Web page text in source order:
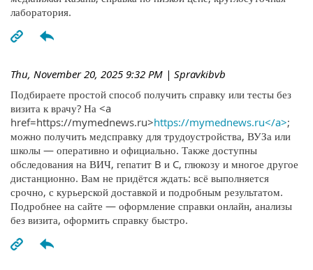
лаборатория.
Thu, November 20, 2025 9:32 PM | Spravkibvb
Подбираете простой способ получить справку или тесты без
визита к врачу? На <a
href=https://mymednews.ru>https://mymednews.ru</a>;
можно получить медсправку для трудоустройства, ВУЗа или
школы — оперативно и официально. Также доступны
обследования на ВИЧ, гепатит B и C, глюкозу и многое другое
дистанционно. Вам не придётся ждать: всё выполняется
срочно, с курьерской доставкой и подробным результатом.
Подробнее на сайте — оформление справки онлайн, анализы
без визита, оформить справку быстро.